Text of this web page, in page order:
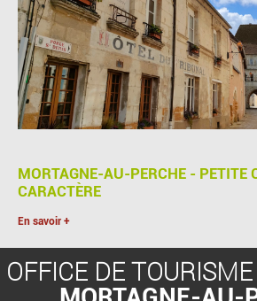
MORTAGNE-AU-PERCHE - PETITE
CARACTÈRE
En savoir +
OFFICE DE